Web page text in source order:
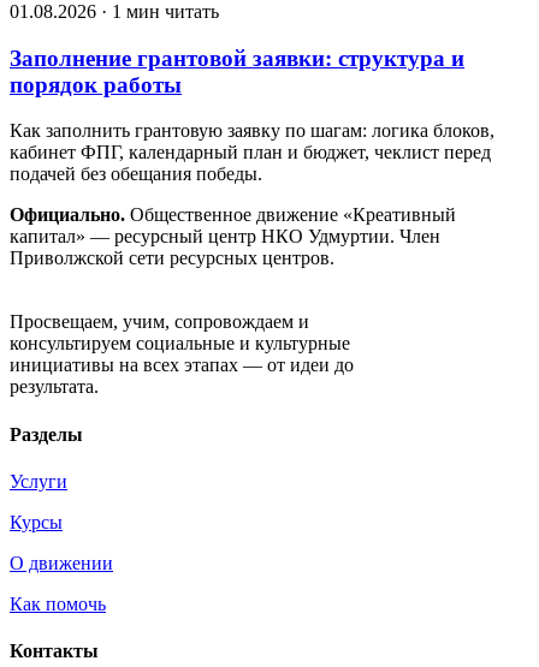
01.08.2026 · 1 мин читать
Заполнение грантовой заявки: структура и
порядок работы
Как заполнить грантовую заявку по шагам: логика блоков,
кабинет ФПГ, календарный план и бюджет, чеклист перед
подачей без обещания победы.
Официально. Общественное движение «Креативный
капитал» — ресурсный центр НКО Удмуртии. Член
Приволжской сети ресурсных центров.
Просвещаем, учим, сопровождаем и
консультируем социальные и культурные
инициативы на всех этапах — от идеи до
результата.
Разделы
Услуги
Курсы
О движении
Как помочь
Контакты